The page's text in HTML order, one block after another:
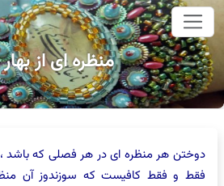
اصلی
منظره ای از
دوختن هر منظره ای در هر فصلی که باشد
فقط و فقط کافیست که سوزندوز آن